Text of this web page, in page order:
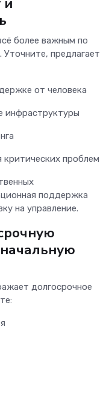
более важным по
предлагает
от человека
инфраструктуры
критических проблем
поддержка
на управление.
долгосрочное